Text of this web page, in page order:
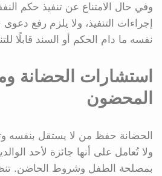
وفي حال الامتناع عن تنفيذ حكم
إجراءات التنفيذ، ولا يلزم رفع
نفسه ما دام الحكم أو السند قابلًا
استشارات الحضانة
المحضون
الحضانة حفظ من لا يستقل بنفسه
ولا تُعامل على أنها جائزة لأحد
بمصلحة الطفل وشروط الحاضن.